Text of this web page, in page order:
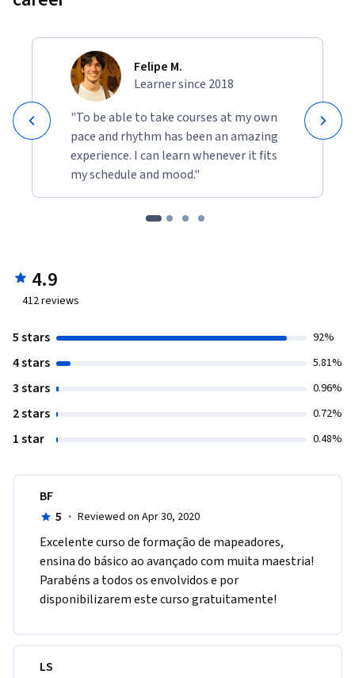
Felipe M.
Learner since 2018
"To be able to take courses at my own
pace and rhythm has been an amazing
experience. I can learn whenever it fits
my schedule and mood."
4.9
412reviews
5 stars 92%
4 stars 5.81%
3 stars 0.96%
2 stars 0.72%
1 star 0.48%
BF
5 · Reviewed on Apr 30, 2020
Excelente curso de formação de mapeadores,
ensina do básico ao avançado com muita maestria!
Parabéns a todos os envolvidos e por
disponibilizarem este curso gratuitamente!
LS